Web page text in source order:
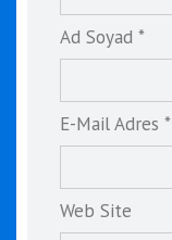
Ad Soyad *
E-Mail Adres *
Web Site